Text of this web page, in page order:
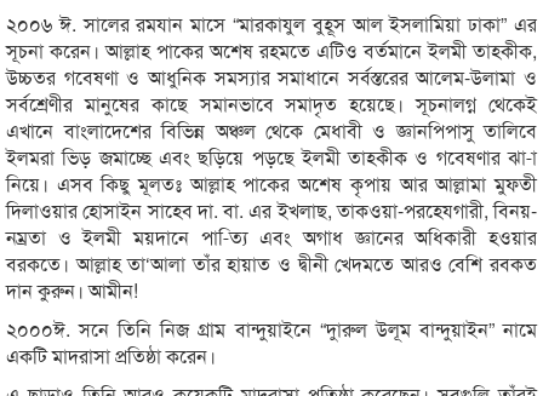
২০০৬ ঈ. সালের রমযান মাসে “মারকাযুল বুহূস আল ইসলামিয়া ঢাকা” এর
সূচনা করেন। আল্লাহ পাকের অশেষ রহমতে এটিও বর্তমানে ইলমী তাহকীক,
উচ্চতর গবেষণা ও আধুনিক সমস্যার সমাধানে সর্বস্তরের আলেম-উলামা ও
সর্বশ্রেণীর মানুষের কাছে সমানভাবে সমাদৃত হয়েছে। সূচনালগ্ন থেকেই
এখানে বাংলাদেশের বিভিন্ন অঞ্চল থেকে মেধাবী ও জ্ঞানপিপাসু তালিবে
ইলমরা ভিড় জমাচ্ছে এবং ছড়িয়ে পড়ছে ইলমী তাহকীক ও গবেষণার ঝা-া
নিয়ে। এসব কিছু মূলতঃ আল্লাহ পাকের অশেষ কৃপায় আর আল্লামা মুফতী
দিলাওয়ার হোসাইন সাহেব দা. বা. এর ইখলাছ, তাকওয়া-পরহেযগারী, বিনয়-
নম্রতা ও ইলমী ময়দানে পা-িত্য এবং অগাধ জ্ঞানের অধিকারী হওয়ার
বরকতে। আল্লাহ তা‘আলা তাঁর হায়াত ও দ্বীনী খেদমতে আরও বেশি রবকত
দান কুরুন। আমীন!
২০০০ঈ. সনে তিনি নিজ গ্রাম বান্দুয়াইনে “দাুরুল উলূম বান্দুয়াইন” নামে
একটি মাদরাসা প্রতিষ্ঠা করেন।